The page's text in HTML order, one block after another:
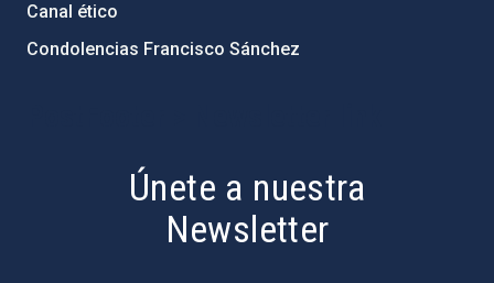
Canal ético
Condolencias Francisco Sánchez
Únete a nuestra
Newsletter